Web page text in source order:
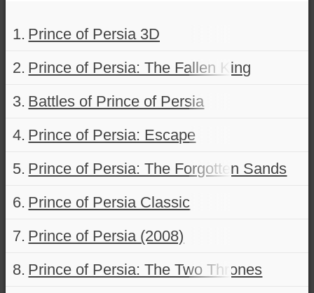
Prince of Persia 3D
Prince of Persia: The Fallen King
Battles of Prince of Persia
Prince of Persia: Escape
Prince of Persia: The Forgotten Sands
Prince of Persia Classic
Prince of Persia (2008)
Prince of Persia: The Two Thrones